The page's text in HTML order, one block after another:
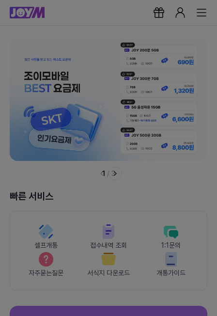
1 / 3
빠른 서비스
셀프개통 접수내역 조회 1:1문의
자주묻는질문 서식지 다운로드 개통가이드